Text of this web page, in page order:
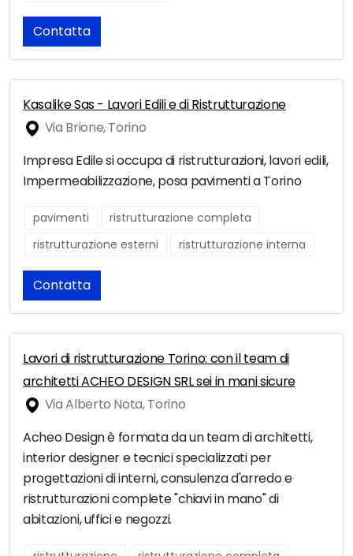
Contatta
Kasalike Sas - Lavori Edili e di Ristrutturazione
Via Brione, Torino
Impresa Edile si occupa di ristrutturazioni, lavori edili,
Impermeabilizzazione, posa pavimenti a Torino
pavimenti
ristrutturazione completa
ristrutturazione esterni
ristrutturazione interna
Contatta
Lavori di ristrutturazione Torino: con il team di
architetti ACHEO DESIGN SRL sei in mani sicure
Via Alberto Nota, Torino
Acheo Design è formata da un team di architetti,
interior designer e tecnici specializzati per
progettazioni di interni, consulenza d'arredo e
ristrutturazioni complete "chiavi in mano" di
abitazioni, uffici e negozzi.